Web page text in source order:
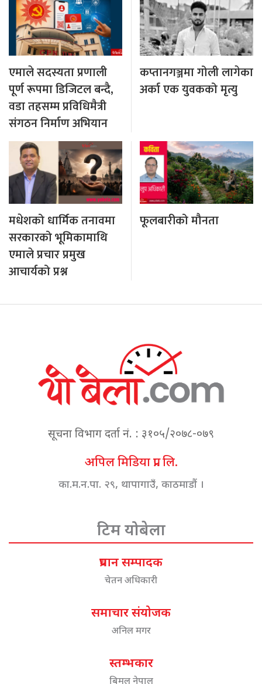
एमाले सदस्यता प्रणाली
पूर्ण रूपमा डिजिटल बन्दै,
वडा तहसम्म प्रविधिमैत्री
संगठन निर्माण अभियान
कप्तानगञ्जमा गोली लागेका
अर्का एक युवकको मृत्यु
मधेशको धार्मिक तनावमा
सरकारको भूमिकामाथि
एमाले प्रचार प्रमुख
आचार्यको प्रश्न
फूलबारीको मौनता
सूचना विभाग दर्ता नं. : ३१०५/२०७८-०७९
अपिल मिडिया प्रा. लि.
का.म.न.पा. २९, थापागाउँ, काठमाडौं ।
टिम योबेला
प्रधान सम्पादक
चेतन अधिकारी
समाचार संयोजक
अनिल मगर
स्तम्भकार